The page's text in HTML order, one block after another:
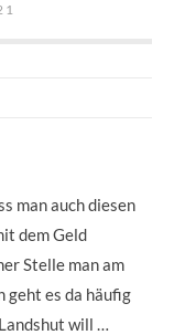
man auch diesen
dem Geld
Stelle man am
geht es da häufig
will …